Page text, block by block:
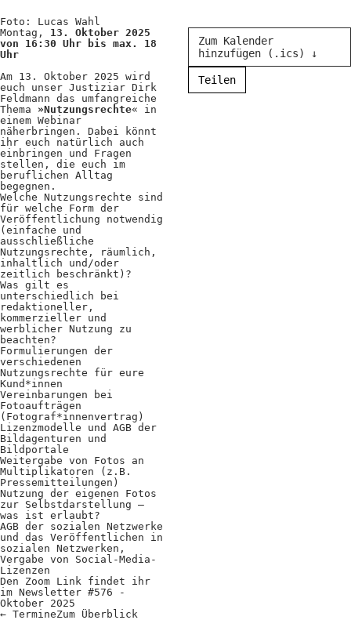
Öffentlichkeit
Verband
Fotograf*innen
Regionalgruppen
Projekte und Publikationen
Foundation
Services für
Fotograf*innen
Mitglied werden
Presseausweis
Mein FREELENS
Kooperationen
Wissen A-Z
Login
Foto: Lucas Wahl
Montag, 13. Oktober 2025
von 16:30 Uhr bis max. 18
Uhr
Am 13. Oktober 2025 wird
euch unser Justiziar Dirk
Feldmann das umfangreiche
Thema »Nutzungsrechte« in
einem Webinar
näherbringen. Dabei könnt
ihr euch natürlich auch
einbringen und Fragen
stellen, die euch im
beruflichen Alltag
begegnen.
Welche Nutzungsrechte sind
für welche Form der
Veröffentlichung notwendig
(einfache und
ausschließliche
Nutzungsrechte, räumlich,
inhaltlich und/oder
zeitlich beschränkt)?
Was gilt es
unterschiedlich bei
redaktioneller,
kommerzieller und
werblicher Nutzung zu
beachten?
Formulierungen der
verschiedenen
Nutzungsrechte für eure
Kund*innen
Vereinbarungen bei
Fotoaufträgen
(Fotograf*innenvertrag)
Lizenzmodelle und AGB der
Bildagenturen und
Bildportale
Weitergabe von Fotos an
Multiplikatoren (z.B.
Pressemitteilungen)
Nutzung der eigenen Fotos
zur Selbstdarstellung –
was ist erlaubt?
AGB der sozialen Netzwerke
und das Veröffentlichen in
sozialen Netzwerken,
Vergabe von Social-Media-
Lizenzen
Den Zoom Link findet ihr
im Newsletter #576 -
Oktober 2025
Zum Kalender
hinzufügen (.ics) ↓
Teilen
← TermineZum Überblick